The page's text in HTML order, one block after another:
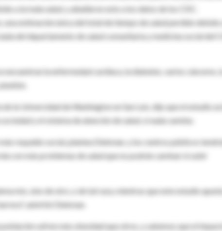
a la mala salud, y añadieron esto a los datos de los CDC.
una estimación única del total de tiempo de salud perdido debido
del departamento de salud comunitaria y medicina social del
encuentran la enfermedad cardiaca, la diabetes, varios cánceres,
la Universidad de Washington en San Luis, dijo que el estudio
y el sistema de atención de salud, si nada cambia.
respaldo social, plantea Diekman, y los centros públicos
con más problemas de salud que no podrán caminar ni subir
mío, sino de otro, o de tal raza, mientras que este estudio
advirtió Diekman.
sufren más obesidad que otros, y sabemos que el